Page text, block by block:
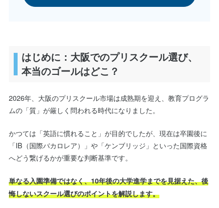
はじめに：大阪でのプリスクール選び、
本当のゴールはどこ？
2026年、大阪のプリスクール市場は成熟期を迎え、教育プログラ
ムの「質」が厳しく問われる時代になりました。
かつては「英語に慣れること」が目的でしたが、現在は卒園後に
「IB（国際バカロレア）」や「ケンブリッジ」といった国際資格
へどう繋げるかが重要な判断基準です。
単なる入園準備ではなく、10年後の大学進学までを見据えた、後
悔しないスクール選びのポイントを解説します。